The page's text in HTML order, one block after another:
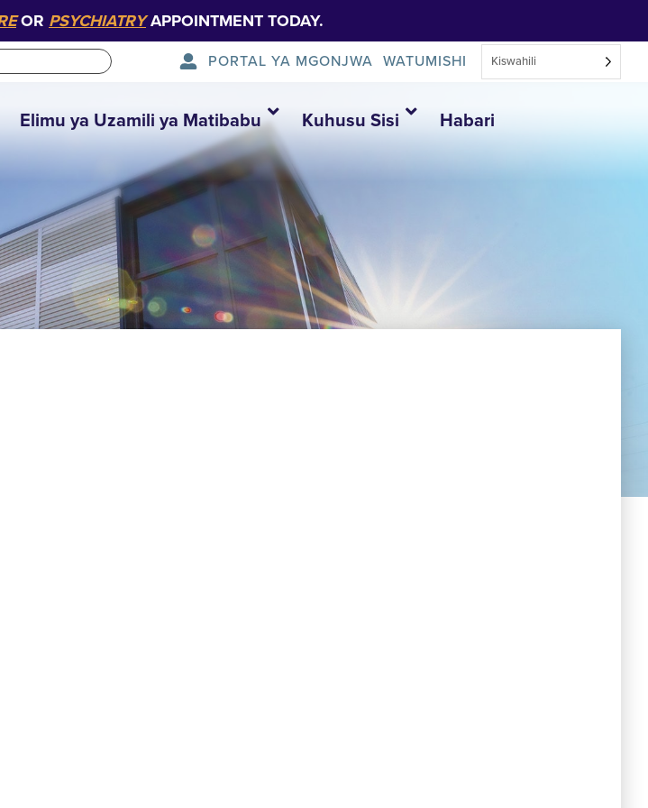
OR PSYCHIATRYAPPOINTMENT TODAY.
PORTAL YA MGONJWA WATUMISHI Kiswahili
Elimu ya Uzamili ya Matibabu Kuhusu Sisi Habari